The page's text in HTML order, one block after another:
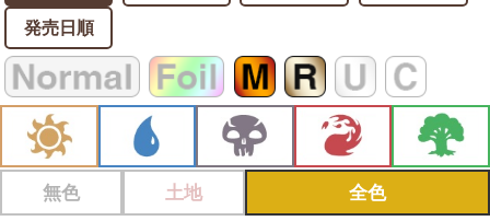
発売日順
無色 土地 全色